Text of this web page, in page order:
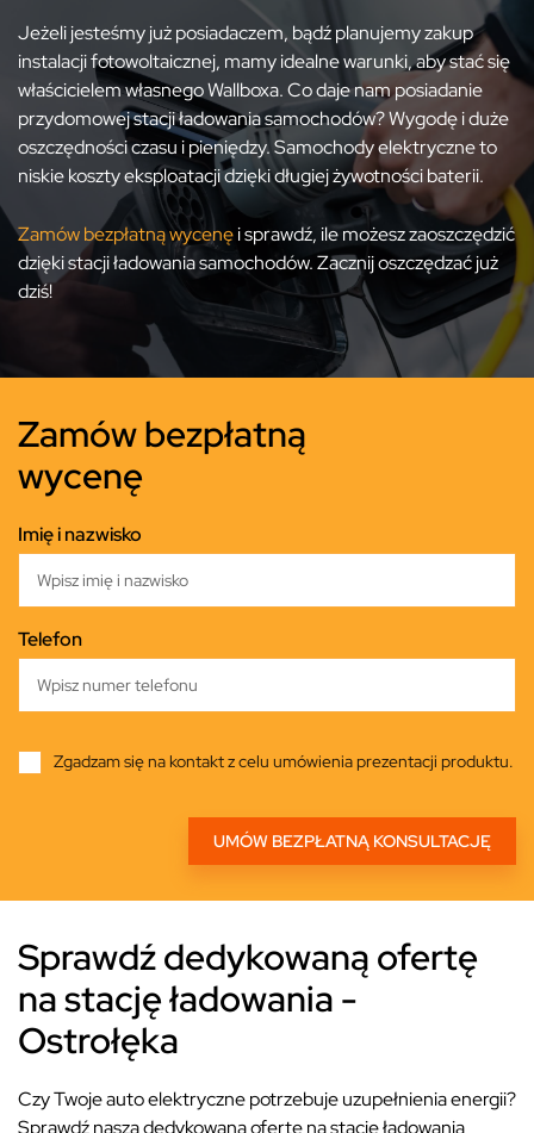
Jeżeli jesteśmy już posiadaczem, bądź planujemy zakup
instalacji fotowoltaicznej, mamy idealne warunki, aby stać się
właścicielem własnego Wallboxa. Co daje nam posiadanie
przydomowej stacji ładowania samochodów? Wygodę i duże
oszczędności czasu i pieniędzy. Samochody elektryczne to
niskie koszty eksploatacji dzięki długiej żywotności baterii.
Zamów bezpłatną wycenęi sprawdź, ile możesz zaoszczędzić
dzięki stacji ładowania samochodów. Zacznij oszczędzać już
dziś!
Zamów bezpłatną
wycenę
Imię i nazwisko
Telefon
Zgadzam się na kontakt z celu umówienia prezentacji produktu.
Sprawdź dedykowaną ofertę
na stację ładowania -
Ostrołęka
Czy Twoje auto elektryczne potrzebuje uzupełnienia energii?
Sprawdź naszą dedykowaną ofertę na stacje ładowania